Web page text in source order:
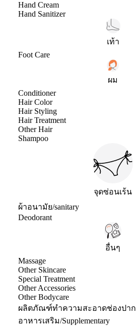
Hand Cream
Hand Sanitizer
เท้า
Foot Care
ผม
Conditioner
Hair Color
Hair Styling
Hair Treatment
Other Hair
Shampoo
จุดซ่อนเร้น
ผ้าอนามัย/sanitary
Deodorant
อื่นๆ
Massage
Other Skincare
Special Treatment
Other Accessories
Other Bodycare
ผลิตภัณฑ์ทำความสะอาดช่องปาก
อาหารเสริม/Supplementary